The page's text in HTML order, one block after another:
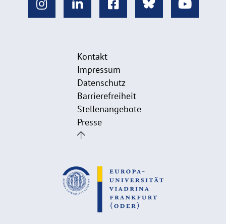
Kontakt
Impressum
Datenschutz
Barrierefreiheit
Stellenangebote
Presse